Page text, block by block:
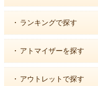
・ ランキングで探す
・ アトマイザーを探す
・ アウトレットで探す